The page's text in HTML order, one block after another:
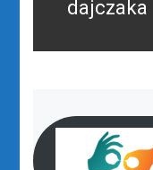
dajczaka